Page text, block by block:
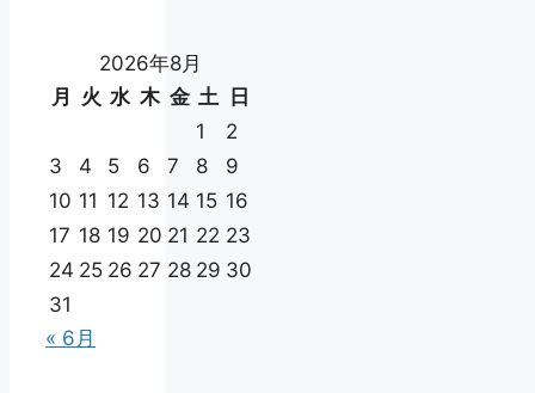
2026年8月
月
火 水 木 金 土
日
1
2
3
4 5 6 7 8
9
10 11 12 13 14 15 16
17 18 19 20 21 22 23
24 25 26 27 28 29 30
31
« 6月